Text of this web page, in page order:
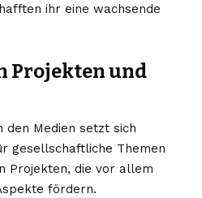
ihr eine wachsende
Projekten und
den Medien setzt sich
gesellschaftliche Themen
Projekten, die vor allem
fördern.